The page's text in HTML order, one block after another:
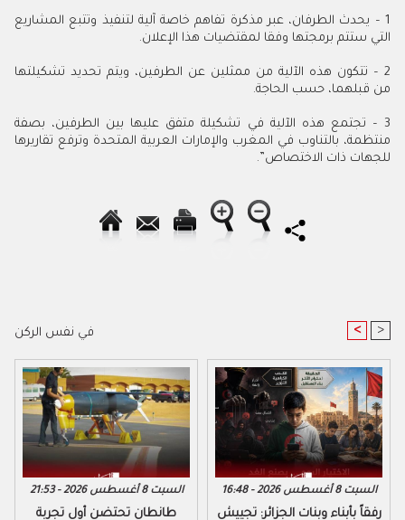
1 – يحدث الطرفان، عبر مذكرة تفاهم خاصة آلية لتنفيذ وتتبع المشاريع
التي ستتم برمجتها وفقا لمقتضيات هذا الإعلان.
2 – تتكون هذه الآلية من ممثلين عن الطرفين، ويتم تحديد تشكيلتها
من قبلهما، حسب الحاجة.
3 – تجتمع هذه الآلية في تشكيلة متفق عليها بين الطرفين، بصفة
منتظمة، بالتناوب في المغرب والإمارات العربية المتحدة وترفع تقاريرها
للجهات ذات الاختصاص”.
في نفس الركن < >
السبت 8 أغسطس 2026 - 21:53
طانطان تحتضن أول تجربة
السبت 8 أغسطس 2026 - 16:48
رفقاً بأبناء وبنات الجزائر: تجييش